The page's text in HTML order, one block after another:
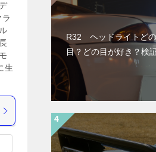
生
R32 ヘッドライトど
目？どの目が好き？検